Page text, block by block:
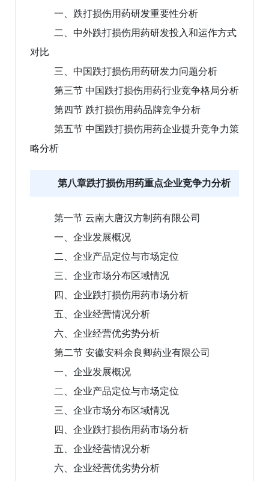
一、跌打损伤用药研发重要性分析
二、中外跌打损伤用药研发投入和运作方式
对比
三、中国跌打损伤用药研发力问题分析
第三节 中国跌打损伤用药行业竞争格局分析
第四节 跌打损伤用药品牌竞争分析
第五节 中国跌打损伤用药企业提升竞争力策
略分析
第八章跌打损伤用药重点企业竞争力分析
第一节 云南大唐汉方制药有限公司
一、企业发展概况
二、企业产品定位与市场定位
三、企业市场分布区域情况
四、企业跌打损伤用药市场分析
五、企业经营情况分析
六、企业经营优劣势分析
第二节 安徽安科余良卿药业有限公司
一、企业发展概况
二、企业产品定位与市场定位
三、企业市场分布区域情况
四、企业跌打损伤用药市场分析
五、企业经营情况分析
六、企业经营优劣势分析